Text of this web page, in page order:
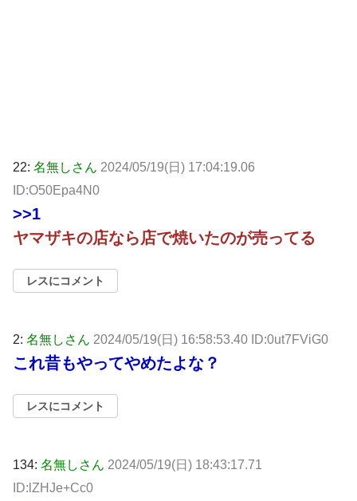
22: 名無しさん 2024/05/19(日) 17:04:19.06
ID:O50Epa4N0
>>1
ヤマザキの店なら店で焼いたのが売ってる
レスにコメント
2: 名無しさん 2024/05/19(日) 16:58:53.40 ID:0ut7FViG0
これ昔もやってやめたよな？
レスにコメント
134: 名無しさん 2024/05/19(日) 18:43:17.71
ID:lZHJe+Cc0